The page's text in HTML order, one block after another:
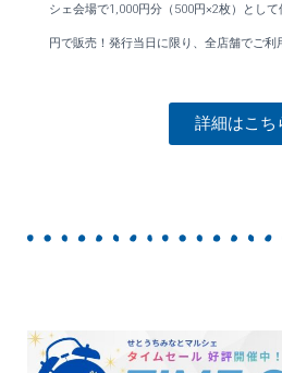
シェ会場で1,000円分（500円×2枚） とし
円で販売！ 発行当日に限り、全店舗でご利
詳細はこち